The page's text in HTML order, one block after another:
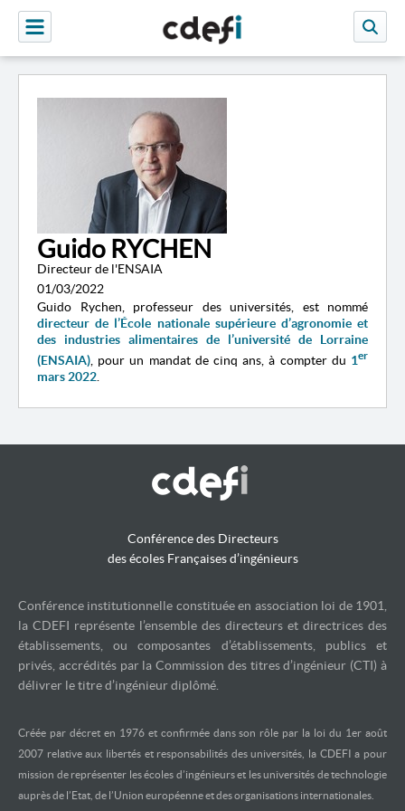
Guido RYCHEN
Directeur de l'​ENSAIA
01/03/2022
Guido Rychen, professeur des universités, est nommé
directeur de l’École nationale supérieure d’agronomie et
des industries alimentaires de l’université de Lorraine
(ENSAIA) , pour un mandat de cinq ans, à compter du 1er
mars 2022
Conférence des Directeurs
des écoles Françaises d’ingénieurs
Conférence institutionnelle constituée en association loi de 1901,
la CDEFI représente l’ensemble des directeurs et directrices des
établissements, ou composantes d’établissements, publics et
privés, accrédités par la Commission des titres d’ingénieur (CTI) à
délivrer le titre d’ingénieur diplômé.
Créée par décret en 1976 et confirmée dans son rôle par la loi du 1er août
2007 relative aux libertés et responsabilités des universités, la CDEFI a pour
mission de représenter les écoles d’ingénieurs et les universités de technologie
auprès de l’Etat, de l’Union européenne et des organisations internationales.